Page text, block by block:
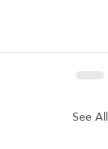
See All